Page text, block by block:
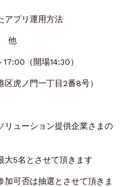
リ運用方法
他
（開場14:30）
虎ノ門一丁目2番8号）
ューション提供企業さまの
とさせて頂きます
は抽選とさせて頂きま